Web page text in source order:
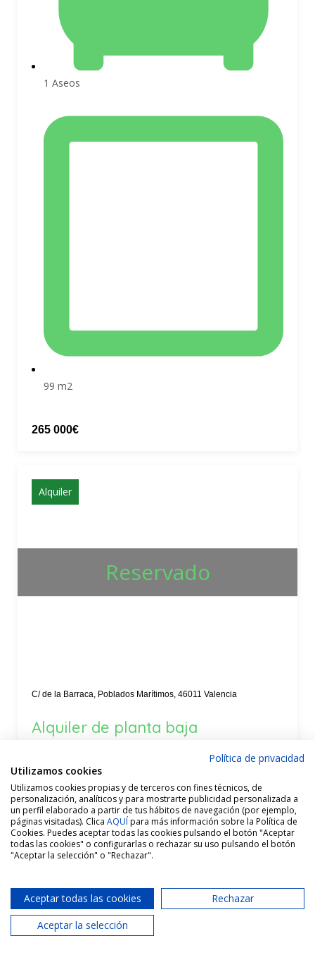
1 Aseos
99 m2
265 000€
Alquiler
Reservado
C/ de la Barraca, Poblados Marítimos, 46011 Valencia
Alquiler de planta baja
privado, cerca de la playa del
Cabanyal, Valencia | Área
Marítima Inmobiliaria · Oficina
Cabanyal
reformada en Calle Barraca, El Cabanyal, Valencia, con
patio...
Política de privacidad
Utilizamos cookies
Utilizamos cookies propias y de terceros con fines técnicos, de
personalización, analíticos y para mostrarte publicidad personalizada a
un perfil elaborado a partir de tus hábitos de navegación (por ejemplo,
páginas visitadas). Clica AQUÍpara más información sobre la Política de
Cookies. Puedes aceptar todas las cookies pulsando el botón "Aceptar
todas las cookies" o configurarlas o rechazar su uso pulsando el botón
"Aceptar la selección" o "Rechazar".
Aceptar todas las cookies
Rechazar
Aceptar la selección